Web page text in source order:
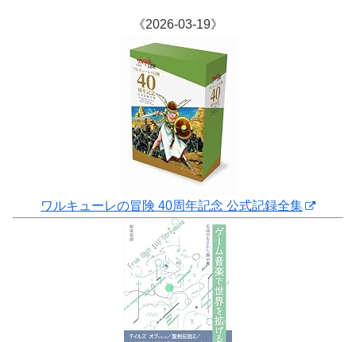
《2026-03-19》
ワルキューレの冒険 40周年記念 公式記録全集